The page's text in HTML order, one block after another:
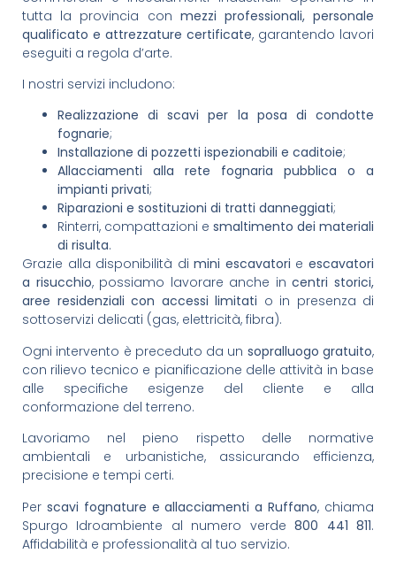
tutta la provincia con mezzi professionali, personale
qualificato e attrezzature certificate, garantendo lavori
eseguiti a regola d’arte.
I nostri servizi includono:
Realizzazione di scavi per la posa di condotte
fognarie;
Installazione di pozzetti ispezionabili e caditoie;
Allacciamenti alla rete fognaria pubblica o a
impianti privati;
Riparazioni e sostituzioni di tratti danneggiati;
Rinterri, compattazioni e smaltimento dei materiali
di risulta.
Grazie alla disponibilità dimini escavatori eescavatori
a risucchio, possiamo lavorare anche incentri storici,
aree residenziali con accessi limitati o in presenza di
sottoservizi delicati (gas, elettricità, fibra).
Ogni intervento è preceduto da un sopralluogo gratuito,
con rilievo tecnico e pianificazione delle attività in base
alle specifiche esigenze del cliente e alla
conformazione del terreno.
Lavoriamo nel pieno rispetto delle normative
ambientali e urbanistiche, assicurando efficienza,
precisione e tempi certi.
Per scavi fognature e allacciamenti a Ruffano, chiama
Spurgo Idroambiente al numero verde800 441 811.
Affidabilità e professionalità al tuo servizio.